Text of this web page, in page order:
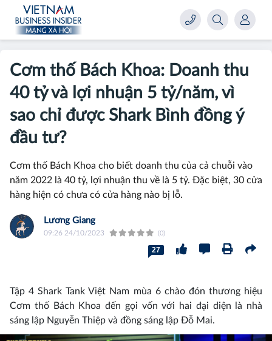
Cơm thố Bách Khoa: Doanh thu
40 tỷ và lợi nhuận 5 tỷ/năm, vì
sao chỉ được Shark Bình đồng ý
đầu tư?
Cơm thố Bách Khoa cho biết doanh thu của cả chuỗi vào
năm 2022 là 40 tỷ, lợi nhuận thu về là 5 tỷ. Đặc biệt, 30 cửa
hàng hiện có chưa có cửa hàng nào bị lỗ.
Lương Giang
09:26 24/10/2023 (0)
27
Tập 4 Shark Tank Việt Nam mùa 6 chào đón thương hiệu
Cơm thố Bách Khoa đến gọi vốn với hai đại diện là nhà
sáng lập Nguyễn Thiệp và đồng sáng lập Đỗ Mai.